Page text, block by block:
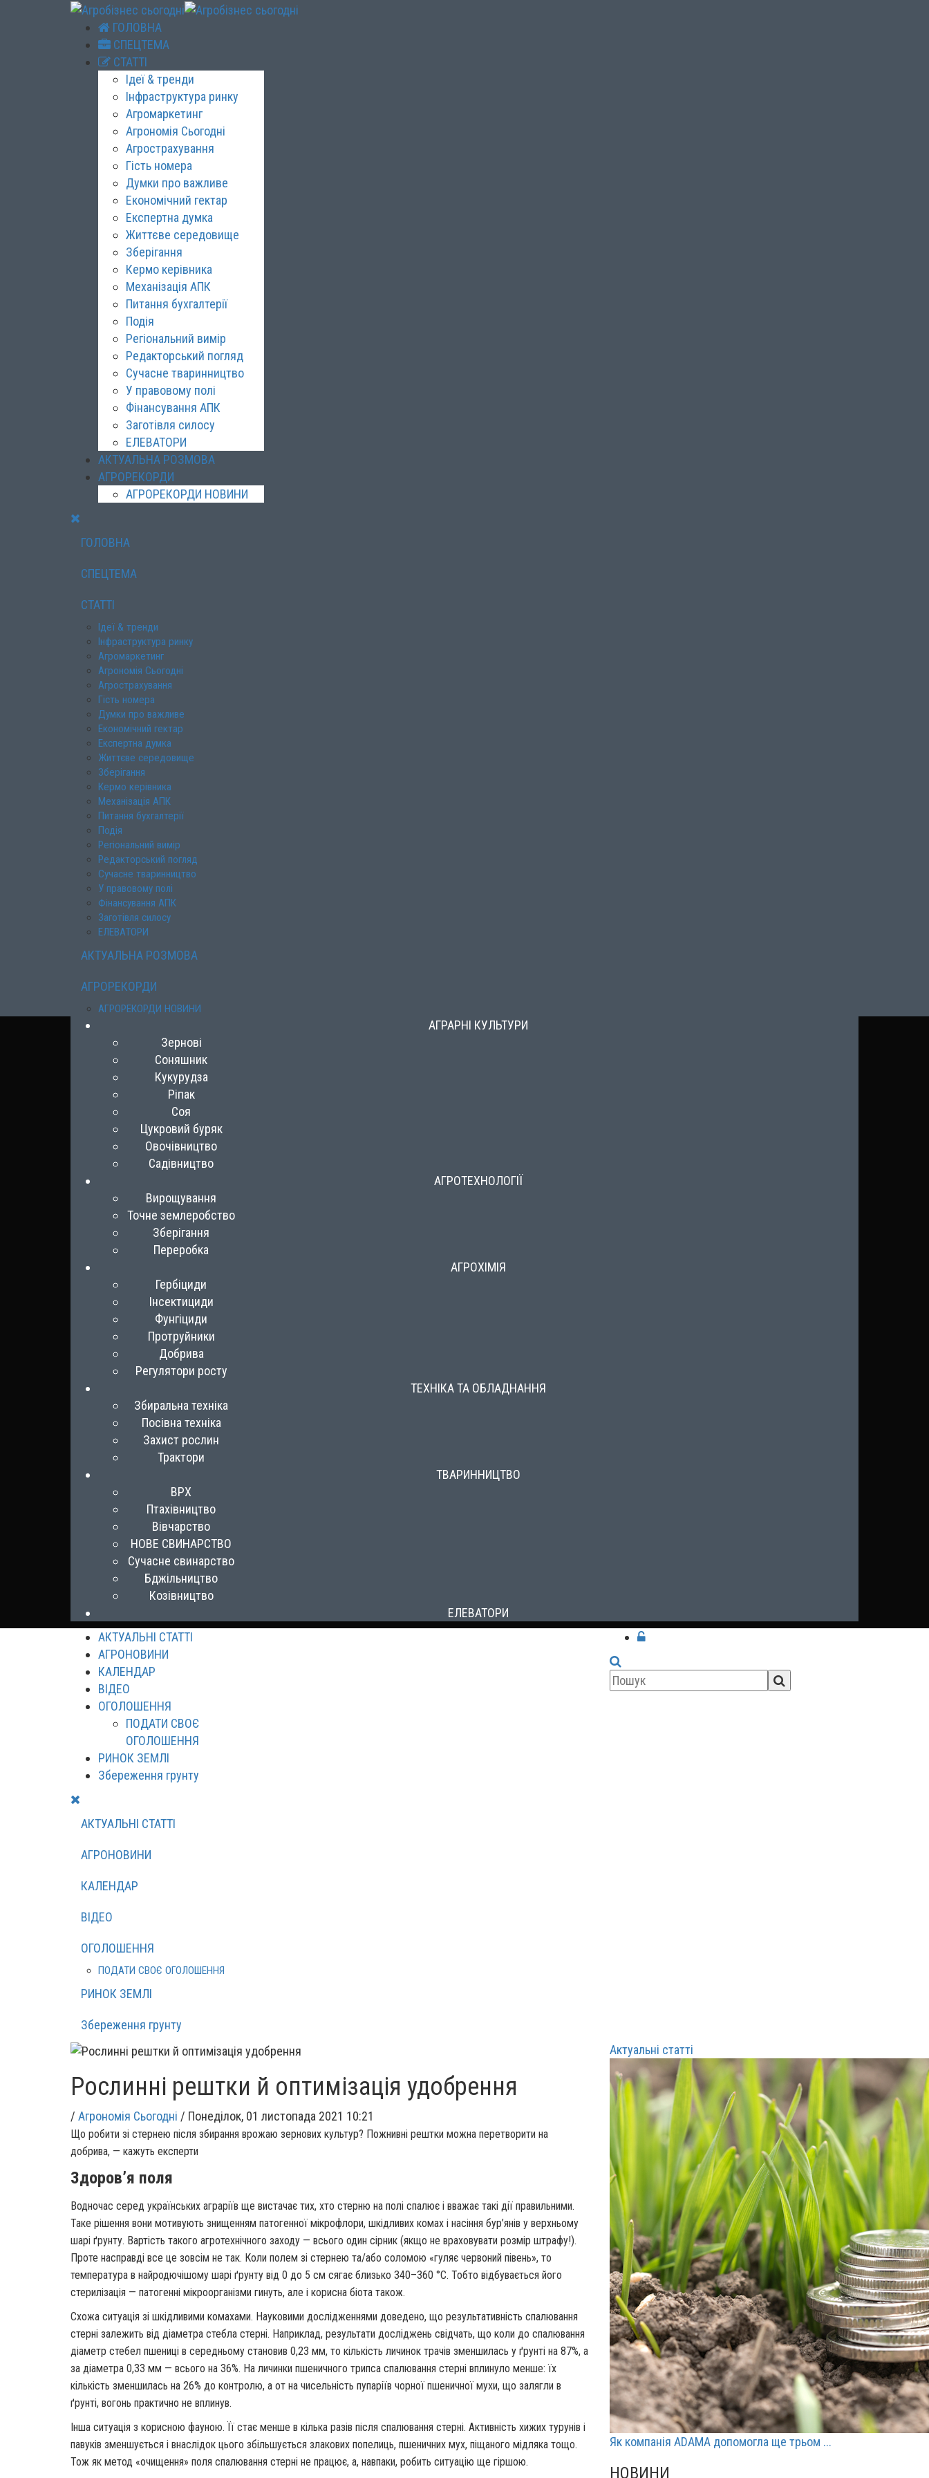
ГОЛОВНА
СПЕЦТЕМА
СТАТТІ
Ідеї & тренди
Інфраструктура ринку
Агромаркетинг
Агрономія Сьогодні
Агрострахування
Гість номера
Думки про важливе
Економічний гектар
Експертна думка
Життєве середовище
Зберігання
Кермо керівника
Механізація АПК
Питання бухгалтерії
Подія
Регіональний вимір
Редакторський погляд
Сучасне тваринництво
У правовому полі
Фінансування АПК
Заготівля силосу
ЕЛЕВАТОРИ
АКТУАЛЬНА РОЗМОВА
АГРОРЕКОРДИ
АГРОРЕКОРДИ НОВИНИ
ГОЛОВНА
СПЕЦТЕМА
СТАТТІ
Ідеї & тренди
Інфраструктура ринку
Агромаркетинг
Агрономія Сьогодні
Агрострахування
Гість номера
Думки про важливе
Економічний гектар
Експертна думка
Життєве середовище
Зберігання
Кермо керівника
Механізація АПК
Питання бухгалтерії
Подія
Регіональний вимір
Редакторський погляд
Сучасне тваринництво
У правовому полі
Фінансування АПК
Заготівля силосу
ЕЛЕВАТОРИ
АКТУАЛЬНА РОЗМОВА
АГРОРЕКОРДИ
АГРОРЕКОРДИ НОВИНИ
АГРАРНІ КУЛЬТУРИ
Зернові
Соняшник
Кукурудза
Ріпак
Соя
Цукровий буряк
Овочівництво
Садівництво
АГРОТЕХНОЛОГІЇ
Вирощування
Точне землеробство
Зберігання
Переробка
АГРОХІМІЯ
Гербіциди
Інсектициди
Фунгіциди
Протруйники
Добрива
Регулятори росту
ТЕХНІКА ТА ОБЛАДНАННЯ
Збиральна техніка
Посівна техніка
Захист рослин
Трактори
ТВАРИННИЦТВО
ВРХ
Птахівництво
Вівчарство
НОВЕ СВИНАРСТВО
Сучасне свинарство
Бджільництво
Козівництво
ЕЛЕВАТОРИ
АКТУАЛЬНІ СТАТТІ
АГРОНОВИНИ
КАЛЕНДАР
ВІДЕО
ОГОЛОШЕННЯ
ПОДАТИ СВОЄ
ОГОЛОШЕННЯ
РИНОК ЗЕМЛІ
Збереження грунту
АКТУАЛЬНІ СТАТТІ
АГРОНОВИНИ
КАЛЕНДАР
ВІДЕО
ОГОЛОШЕННЯ
ПОДАТИ СВОЄ ОГОЛОШЕННЯ
РИНОК ЗЕМЛІ
Збереження грунту
Рослинні рештки й оптимізація удобрення
/ Агрономія Сьогодні / Понеділок, 01 листопада 2021 10:21
Що робити зі стернею після збирання врожаю зернових культур? Пожнивні рештки можна перетворити на
добрива, — кажуть експерти
Здоров’я поля
Водночас серед українських аграріїв ще вистачає тих, хто стерню на полі спалює і вважає такі дії правильними.
Таке рішення вони мотивують знищенням патогенної мікрофлори, шкідливих комах і насіння бур’янів у верхньому
шарі ґрунту. Вартість такого агротехнічного заходу — всього один сірник (якщо не враховувати розмір штрафу!).
Проте насправді все це зовсім не так. Коли полем зі стернею та/або соломою «гуляє червоний півень», то
температура в найродючішому шарі ґрунту від 0 до 5 см сягає близько 340–360 °С. Тобто відбувається його
стерилізація — патогенні мікроорганізми гинуть, але і корисна біота також.
Схожа ситуація зі шкідливими комахами. Науковими дослідженнями доведено, що результативність спалювання
стерні залежить від діаметра стебла стерні. Наприклад, результати досліджень свідчать, що коли до спалювання
діаметр стебел пшениці в середньому становив 0,23 мм, то кількість личинок трачів зменшилась у ґрунті на 87%, а
за діаметра 0,33 мм — всього на 36%. На личинки пшеничного трипса спалювання стерні вплинуло менше: їх
кількість зменшилась на 26% до контролю, а от на чисельність пупаріїв чорної пшеничної мухи, що залягли в
ґрунті, вогонь практично не вплинув.
Інша ситуація з корисною фауною. Її стає менше в кілька разів після спалювання стерні. Активність хижих турунів і
павуків зменшується і внаслідок цього збільшується злакових попелиць, пшеничних мух, піщаного мідляка тощо.
Тож як метод «очищення» поля спалювання стерні не працює, а, навпаки, робить ситуацію ще гіршою.
Актуальні статті
Як компанія ADAMA допомогла ще трьом ...
НОВИНИ